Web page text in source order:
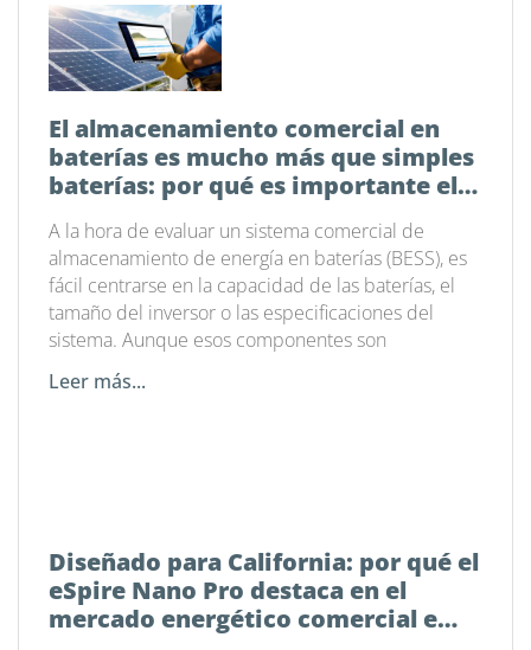
El almacenamiento comercial en
baterías es mucho más que simples
baterías: por qué es importante el
A la hora de evaluar un sistema comercial de
almacenamiento de energía en baterías (BESS), es
fácil centrarse en la capacidad de las baterías, el
tamaño del inversor o las especificaciones del
sistema. Aunque esos componentes son
Leer más...
Diseñado para California: por qué el
eSpire Nano Pro destaca en el
mercado energético comercial e